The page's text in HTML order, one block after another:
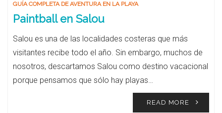
GUÍA COMPLETA DE AVENTURA EN LA PLAYA
Paintball en Salou
Salou es una de las localidades costeras que más
visitantes recibe todo el año. Sin embargo, muchos de
nosotros, descartamos Salou como destino vacacional
porque pensamos que sólo hay playas…
READ MORE